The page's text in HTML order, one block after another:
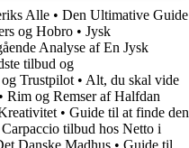
Alle • Den Ultimative Guide
og Hobro • Jysk
Analyse af En Jysk
tilbud og
Trustpilot • Alt, du skal vide
• Rim og Remser af Halfdan
• Guide til at finde den
Carpaccio tilbud hos Netto i
Danske Madhus • Guide til